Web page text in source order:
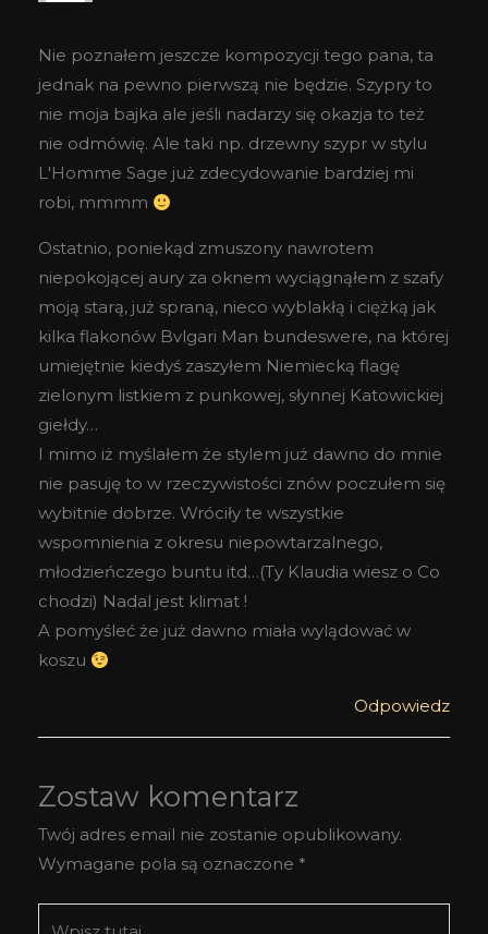
Nie poznałem jeszcze kompozycji tego pana, ta
jednak na pewno pierwszą nie będzie. Szypry to
nie moja bajka ale jeśli nadarzy się okazja to też
nie odmówię. Ale taki np. drzewny szypr w stylu
L'Homme Sage już zdecydowanie bardziej mi
robi, mmmm
Ostatnio, poniekąd zmuszony nawrotem
niepokojącej aury za oknem wyciągnąłem z szafy
moją starą, już spraną, nieco wyblakłą i ciężką jak
kilka flakonów Bvlgari Man bundeswere, na której
umiejętnie kiedyś zaszyłem Niemiecką flagę
zielonym listkiem z punkowej, słynnej Katowickiej
giełdy…
I mimo iż myślałem że stylem już dawno do mnie
nie pasuję to w rzeczywistości znów poczułem się
wybitnie dobrze. Wróciły te wszystkie
wspomnienia z okresu niepowtarzalnego,
młodzieńczego buntu itd…(Ty Klaudia wiesz o Co
chodzi) Nadal jest klimat !
A pomyśleć że już dawno miała wylądować w
koszu
Odpowiedz
Zostaw komentarz
Twój adres email nie zostanie opublikowany.
Wymagane pola są oznaczone *